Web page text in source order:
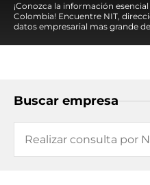
¡Conozca la información
Colombia! Encuentre NIT,
datos empresarial mas grande
Buscar empresa